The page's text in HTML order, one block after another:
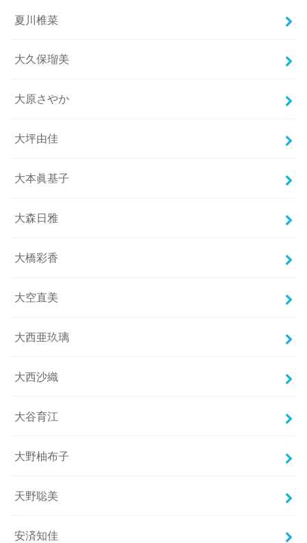
夏川椎菜
大久保瑠美
大原さやか
大坪由佳
大本眞基子
大森日雅
大橋彩香
大空直美
大西亜玖璃
大西沙織
大谷育江
大野柚布子
天野聡美
安済知佳